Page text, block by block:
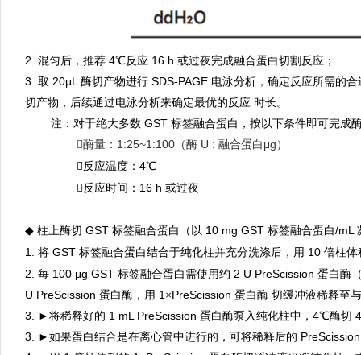
2. 混匀后，推荐 4℃反应 16 h 或过夜完成融合蛋白切割反应；
3. 取 20μL 酶切产物进行 SDS-PAGE 电泳分析，确定反应所需的
切产物，后续通过电泳分析来确定最优的反应 时长。
注：对于绝大多数 GST 标签融合蛋白，按以下条件即可完成
酶量：1:25~1:100（酶 U : 融合蛋白μg）
 反应温度：4℃
 反应时间：16 h 或过夜
◆ 柱上酶切 GST 标签融合蛋白（以 10 mg GST 标签融合蛋白/mL
1. 将 GST 标签融合蛋白结合于纯化柱并充分洗涤后，用 10 倍柱体
2. 每 100 μg GST 标签融合蛋白需使用约 2 U PreScission 蛋白酶
U PreScission 蛋白酶，用 1 ×PreScission 蛋白酶 切缓冲液稀释至
3. ►将稀释好的 1 mL PreScission 蛋白酶泵入纯化柱中，4℃酶切
3. ►如果蛋白结合是在离心管中进行的，可将稀释后的